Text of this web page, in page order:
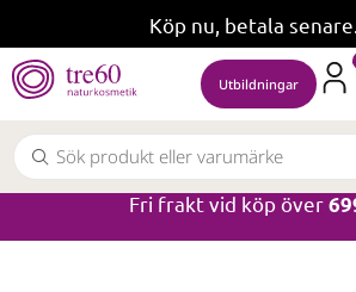
Köp nu, betala senare.
Utbildningar
Fri frakt vid köp över